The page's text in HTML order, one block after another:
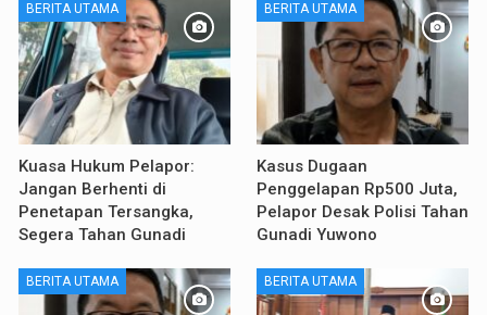
BERITA UTAMA
Kuasa Hukum Pelapor:
Jangan Berhenti di
Penetapan Tersangka,
Segera Tahan Gunadi
BERITA UTAMA
Kasus Dugaan
Penggelapan Rp500 Juta,
Pelapor Desak Polisi Tahan
Gunadi Yuwono
BERITA UTAMA BERITA UTAMA